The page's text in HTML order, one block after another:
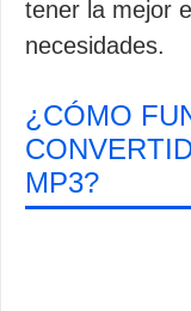
tener la mejor
necesidades.
¿CÓMO
MP3?